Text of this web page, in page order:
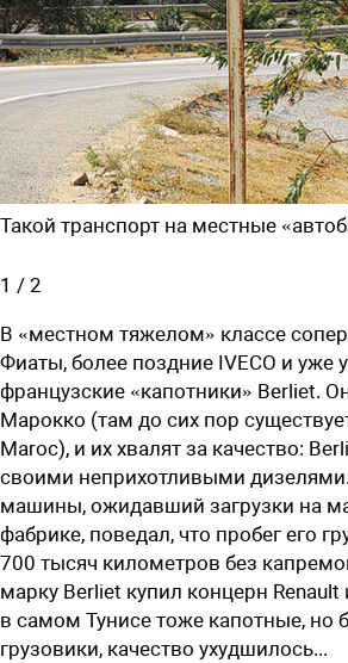
Такой транспорт на местные
1 / 2
В «местном тяжелом» классе
Фиаты, более поздние IVECO и уже
французские «капотники» Berliet.
Марокко (там до сих пор
Maroc), и их хвалят за качество:
своими неприхотливыми
машины, ожидавший загрузки на
фабрике, поведал, что пробег его
700 тысяч километров без
марку Berliet купил концерн Renault
в самом Тунисе тоже капотные, но
грузовики, качество ухудшилось...